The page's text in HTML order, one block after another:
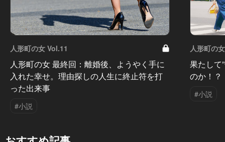
人形町の女 Vol.11
人形町の女 最終回：離婚後、ようやく手に
入れた幸せ。理由探しの人生に終止符を打
った出来事
#小説
人形町の
果たして
のか！？
#小説